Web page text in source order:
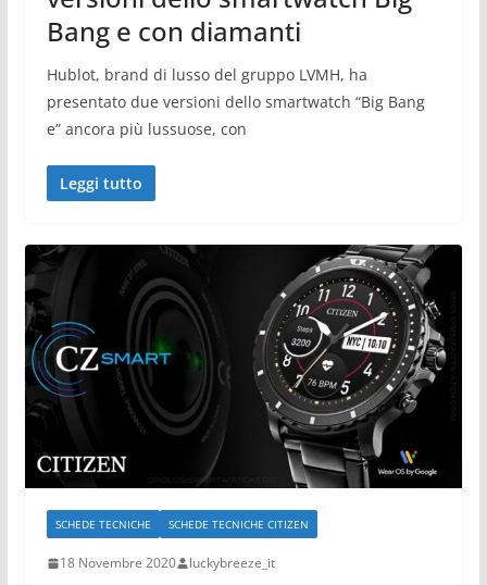
Bang e con diamanti
Hublot, brand di lusso del gruppo LVMH, ha
presentato due versioni dello smartwatch “Big Bang
e” ancora più lussuose, con
Leggi tutto
SCHEDE TECNICHE SCHEDE TECNICHE CITIZEN
18 Novembre 2020 luckybreeze_it